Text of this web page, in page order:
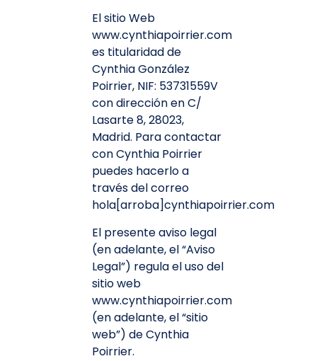
El sitio Web
www.cynthiapoirrier.com
es titularidad de
Cynthia González
Poirrier, NIF: 53731559V
con dirección en C/
Lasarte 8, 28023,
Madrid. Para contactar
con Cynthia Poirrier
puedes hacerlo a
través del correo
hola[arroba]cynthiapoirrier.com
El presente aviso legal
(en adelante, el “Aviso
Legal”) regula el uso del
sitio web
www.cynthiapoirrier.com
(en adelante, el “sitio
web”) de Cynthia
Poirrier.